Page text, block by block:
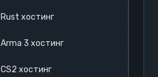
Rust хостинг
Arma 3 хостинг
CS2 хостинг